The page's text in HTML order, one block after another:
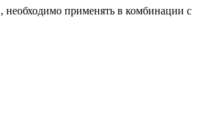
необходимо применять в комбинации с